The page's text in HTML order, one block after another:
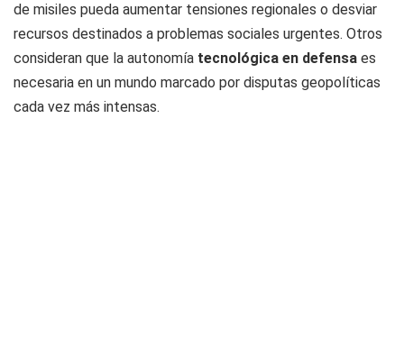
de misiles pueda aumentar tensiones regionales o desviar
recursos destinados a problemas sociales urgentes. Otros
consideran que la autonomía tecnológica en defensa es
necesaria en un mundo marcado por disputas geopolíticas
cada vez más intensas.